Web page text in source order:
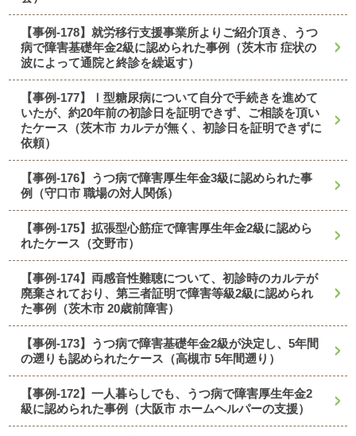
【事例-178】就労移行支援事業所よりご紹介頂き、うつ
病で障害基礎年金2級に認められた事例（茨木市 症状の
波によって通院と終診を繰返す）
【事例-177】Ⅰ型糖尿病について自分で手続きを進めて
いたが、約20年前の初診日を証明できず、ご相談を頂い
たケース（茨木市 カルテが無く、初診日を証明できずに
依頼）
【事例-176】うつ病で障害厚生年金3級に認められた事
例（守口市 職場の対人関係）
【事例-175】拡張型心筋症で障害厚生年金2級に認めら
れたケース（交野市）
【事例-174】両感音性難聴について、初診時のカルテが
廃棄されており、第三者証明で障害等級2級に認められ
た事例（茨木市 20歳前障害）
【事例-173】うつ病で障害基礎年金2級が決定し、5年間
の遡りも認められたケース（高槻市 5年間遡り）
【事例-172】一人暮らしでも、うつ病で障害厚生年金2
級に認められた事例（大阪市 ホームヘルパーの支援）